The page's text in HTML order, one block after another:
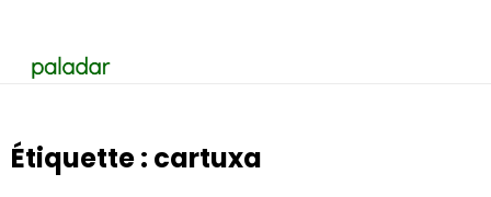
Étiquette : cartuxa